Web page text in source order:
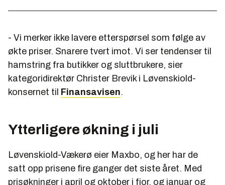
- Vi merker ikke lavere etterspørsel som følge av
økte priser. Snarere tvert imot. Vi ser tendenser til
hamstring fra butikker og sluttbrukere, sier
kategoridirektør Christer Brevik i Løvenskiold-
konsernet til Finansavisen.
Ytterligere økning i juli
Løvenskiold-Vækerø eier Maxbo, og her har de
satt opp prisene fire ganger det siste året. Med
prisøkninger i april og oktober i fjor, og januar og